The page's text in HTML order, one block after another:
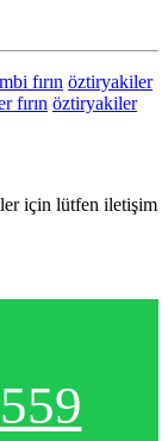
fırın öztiryakiler
fırın öztiryakiler
için lütfen iletişim